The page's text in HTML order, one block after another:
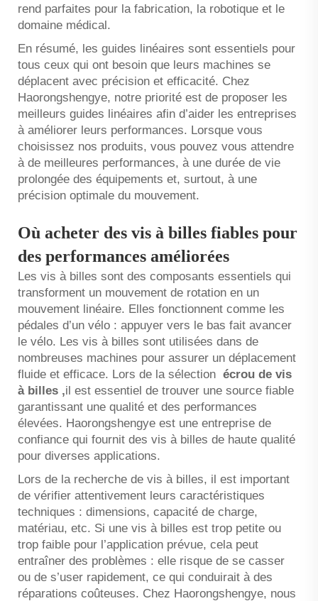
rend parfaites pour la fabrication, la robotique et le
domaine médical.
En résumé, les guides linéaires sont essentiels pour
tous ceux qui ont besoin que leurs machines se
déplacent avec précision et efficacité. Chez
Haorongshengye, notre priorité est de proposer les
meilleurs guides linéaires afin d’aider les entreprises
à améliorer leurs performances. Lorsque vous
choisissez nos produits, vous pouvez vous attendre
à de meilleures performances, à une durée de vie
prolongée des équipements et, surtout, à une
précision optimale du mouvement.
Où acheter des vis à billes fiables pour
des performances améliorées
Les vis à billes sont des composants essentiels qui
transforment un mouvement de rotation en un
mouvement linéaire. Elles fonctionnent comme les
pédales d’un vélo : appuyer vers le bas fait avancer
le vélo. Les vis à billes sont utilisées dans de
nombreuses machines pour assurer un déplacement
fluide et efficace. Lors de la sélection écrou de vis
à billes ,il est essentiel de trouver une source fiable
garantissant une qualité et des performances
élevées. Haorongshengye est une entreprise de
confiance qui fournit des vis à billes de haute qualité
pour diverses applications.
Lors de la recherche de vis à billes, il est important
de vérifier attentivement leurs caractéristiques
techniques : dimensions, capacité de charge,
matériau, etc. Si une vis à billes est trop petite ou
trop faible pour l’application prévue, cela peut
entraîner des problèmes : elle risque de se casser
ou de s’user rapidement, ce qui conduirait à des
réparations coûteuses. Chez Haorongshengye, nous